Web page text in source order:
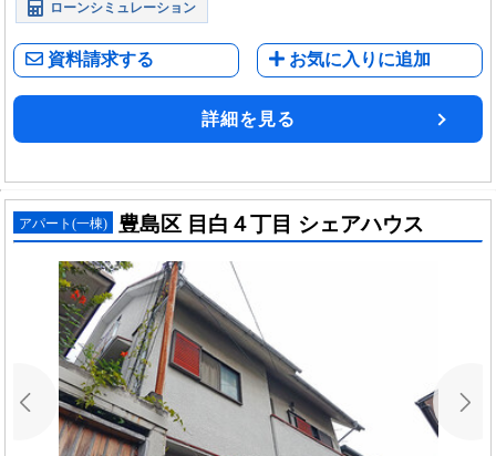
ローンシミュレーション
資料請求する お気に入りに追加
詳細を見る
アパート(一棟) 豊島区 目白４丁目 シェアハウス